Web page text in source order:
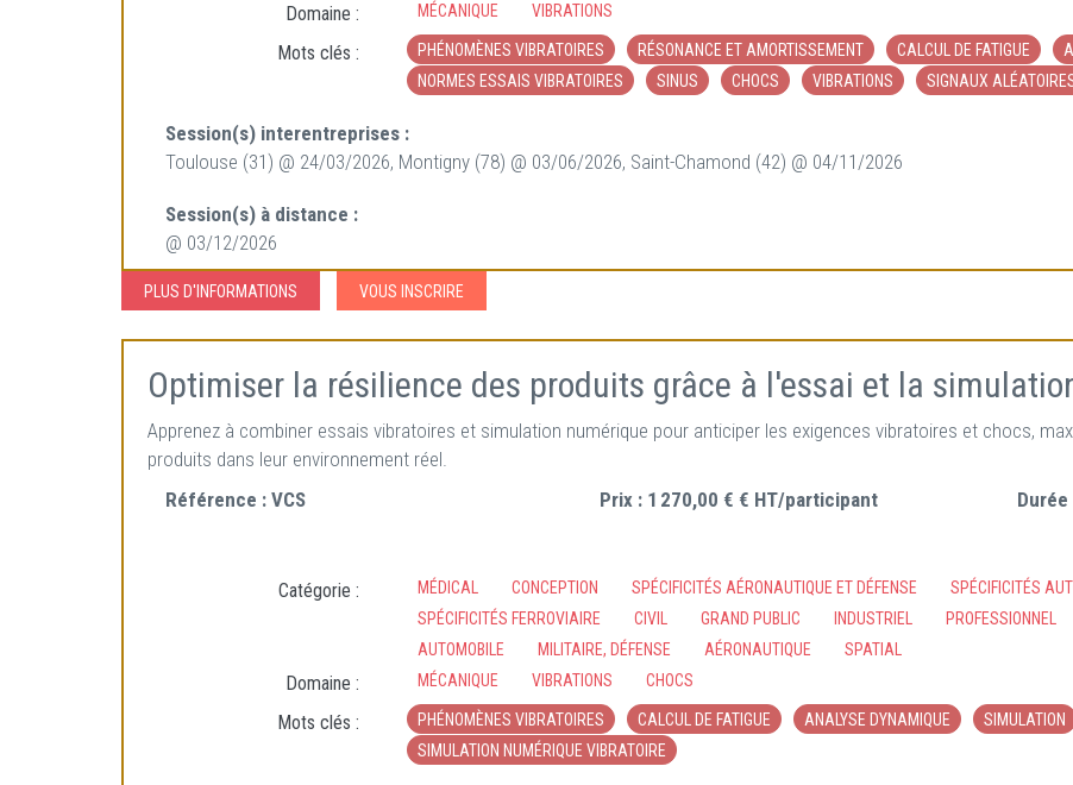
Domaine : MÉCANIQUE VIBRATIONS
Mots clés : PHÉNOMÈNES VIBRATOIRES RÉSONANCE ET AMORTISSEMENT CALCUL DE FATIGUE
NORMES ESSAIS VIBRATOIRES
SINUS CHOCS VIBRATIONS SIGNAUX
Session(s) interentreprises :
Toulouse (31) @ 24/03/2026, Montigny (78) @ 03/06/2026, Saint-Chamond (42) @ 04/11/2026
Session(s) à distance :
@ 03/12/2026
PLUS D'INFORMATIONS VOUS INSCRIRE
Optimiser la résilience des produits grâce à l'essai et la
Apprenez à combiner essais vibratoires et simulation numérique pour anticiper les exigences vibratoires et chocs,
produits dans leur environnement réel.
Référence : VCS Prix : 1 270,00 € € HT/participant Durée
Catégorie : MÉDICAL CONCEPTION SPÉCIFICITÉS AÉRONAUTIQUE ET DÉFENSE
SPÉCIFICITÉS
SPÉCIFICITÉS FERROVIAIRE
CIVIL GRAND PUBLIC INDUSTRIEL PROFESSIONNEL
AUTOMOBILE
MILITAIRE, DÉFENSE AÉRONAUTIQUE SPATIAL
Domaine : MÉCANIQUE VIBRATIONS CHOCS
Mots clés : PHÉNOMÈNES VIBRATOIRES CALCUL DE FATIGUE ANALYSE DYNAMIQUE SIMULATION
SIMULATION NUMÉRIQUE VIBRATOIRE